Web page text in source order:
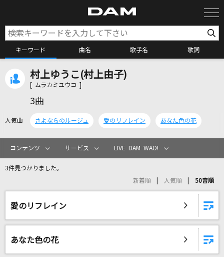
キーワード 曲名 歌手名 歌詞
カラオケ検索
カラオケリクエスト
リアルタイムで歌われている曲の一覧
Lemon
米津玄師
村上ゆうこ(村上由子)
[ ムラカミユウコ ]
3曲
人気曲 さよならのルージュ 愛のリフレイン あなた色の花
コンテンツ サービス LIVE DAM WAO!
3件見つかりました。
新着順 人気順 50音順
愛のリフレイン
あなた色の花